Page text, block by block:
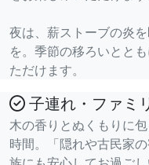
夜は、薪ストーブの炎
を。季節の移ろいとと
ただけます。
子連れ・ファミ
木の香りとぬくもりに
時間。「隠れや古民家